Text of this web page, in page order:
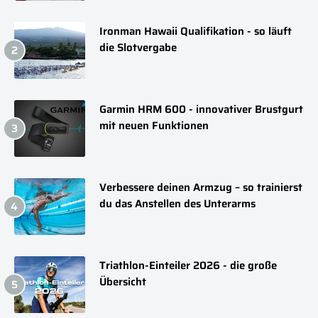
Ironman Hawaii Qualifikation - so läuft
die Slotvergabe
Garmin HRM 600 - innovativer Brustgurt
mit neuen Funktionen
Verbessere deinen Armzug – so trainierst
du das Anstellen des Unterarms
Triathlon-Einteiler 2026 - die große
Übersicht